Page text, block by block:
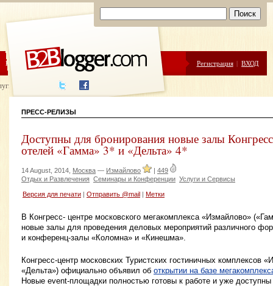
ЦЕНЫ ПОМОЩЬ Регистрация | ВХОД
написания
ПРЕСС-РЕЛИЗЫ
Доступны для бронирования новые залы
отелей «Гамма» 3* и «Дельта» 4*
14 August, 2014, Москва — Измайлово | 449
Отдых и Развлечения Семинары и Конференции Услуги и Сервисы
Версия для печати Отправить @mail Метки
В Конгресс- центре московского мегакомплекса «Измайлово»
новые залы для проведения деловых мероприятий различного
и конференц-залы «Коломна» и «Кинешма».
Конгресс-центр московских Туристских гостиничных комплексов
«Дельта») официально объявил об открытии на базе
Новые event-площадки полностью готовы к работе и уже